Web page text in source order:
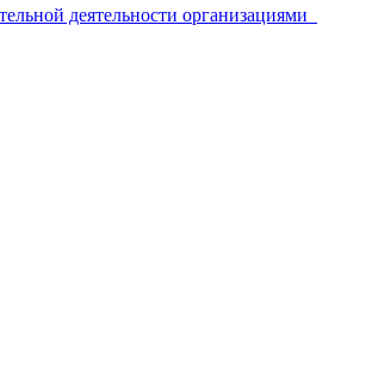
деятельности организациями